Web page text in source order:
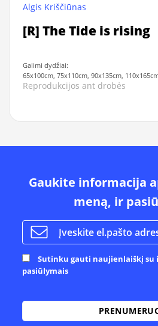
Algis Kriščiūnas
[R] The Tide is rising
Galimi dydžiai:
65x100cm, 75x110cm, 90x135cm,
Reprodukcijos ant drobės
Gaukite informacija
meną, ir
Sutinku gauti naujienlaiškį su
pasiūlymais